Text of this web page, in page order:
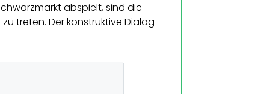
abspielt, sind die
treten. Der konstruktive Dialog